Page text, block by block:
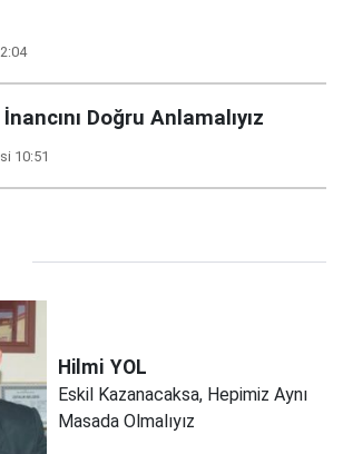
Doğru Anlamalıyız
10:51
Hilmi YOL
Eskil Kazanacaksa, Hepimiz Aynı
Masada Olmalıyız